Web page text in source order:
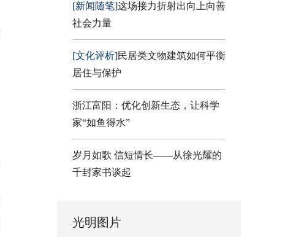
[新闻随笔]这场接力折射出向上向善
社会力量
[文化评析]民居类文物建筑如何平衡
居住与保护
浙江富阳：优化创新生态，让科学
家“如鱼得水”
岁月如歌 信短情长——从徐光耀的
千封家书谈起
光明图片